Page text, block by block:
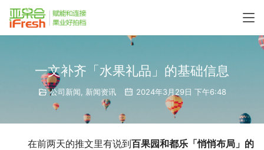
一文补齐「水果礼品」的基础信息
公司新闻 新闻资讯 2024年3月29日 下午6:48
在前两天的推文里有说到百果园和都乐「悄悄布局」的